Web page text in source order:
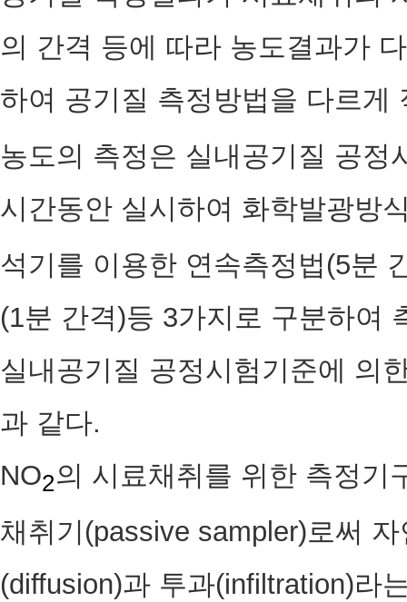
의 간격 등에 따라 농도결과가
하여 공기질 측정방법을 다르게
농도의 측정은 실내공기질 공정
시간동안 실시하여 화학발광방
석기를 이용한 연속측정법(5분
(1분 간격)등 3가지로 구분하여
실내공기질 공정시험기준에 의
과 같다.
NO2의 시료채취를 위한 측정기
채취기(passive sampler)로써
(diffusion)과 투과(infiltration)라